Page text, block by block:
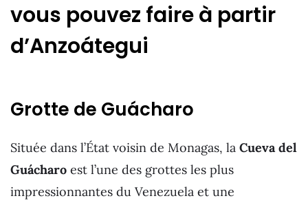
vous pouvez faire à partir
d’Anzoátegui
Grotte de Guácharo
Située dans l’État voisin de Monagas, la Cueva del
Guácharo est l’une des grottes les plus
impressionnantes du Venezuela et une